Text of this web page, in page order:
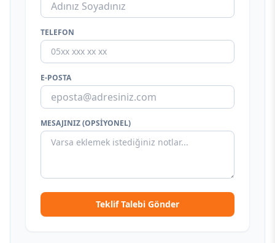
TELEFON
E-POSTA
MESAJINIZ (OPSIYONEL)
Teklif Talebi Gönder